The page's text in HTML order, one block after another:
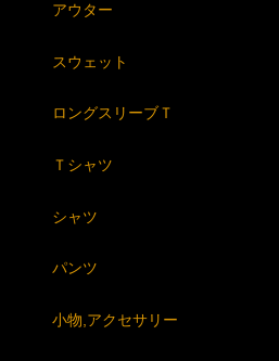
アウター
スウェット
ロングスリーブＴ
Ｔシャツ
シャツ
パンツ
小物,アクセサリー